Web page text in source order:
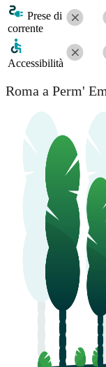
Prese di
corrente
Accessibilità
Roma a Perm'